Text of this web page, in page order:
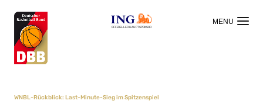
OFFIZIELLER HAUPTSPONSOR
WNBL-Rückblick: Last-Minute-Sieg im Spitzenspiel